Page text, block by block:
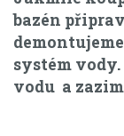
bazén
systém
vodu a